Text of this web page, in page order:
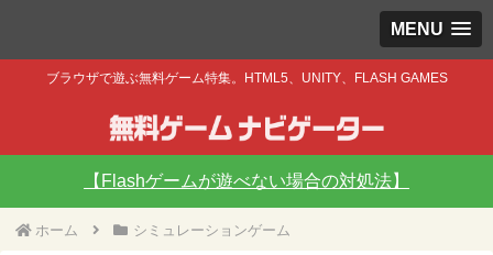
MENU
ブラウザで遊ぶ無料ゲーム特集。HTML5、UNITY、FLASH GAMES
【Flashゲームが遊べない場合の対処法】
ホーム シミュレーションゲーム